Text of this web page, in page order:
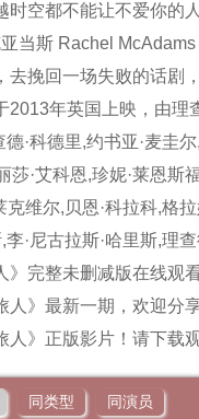
时空都不能让不爱你的
当斯 Rachel
去挽回一场失败的话剧
年英国上映，由理
·科德里,约书亚·麦圭
莎·艾科恩,珍妮·莱恩斯
克维尔,贝恩·科拉科,格
李·尼古拉斯·哈里斯,理
》完整未删减版在线观
人》最新一期，欢迎分
人》正版影片！请下载
同类型 同演员